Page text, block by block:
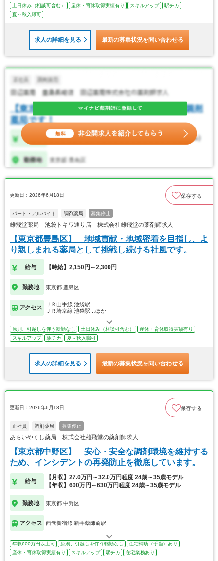
土日休み（相談可含む） 産休・育休取得実績有り スキルアップ
駅チカ
夏～秋入職可
求人の詳細を見る 最新の募集状況を問い合わせる
更新日：2026年6月18日 保存する
パート・アルバイト 調剤薬局 募集停止
雄飛堂薬局 池袋トキワ通り店 株式会社雄飛堂の薬剤師求人
【東京都豊島区】 地域貢献・地域密着を目指し、よ
り親しまれる薬局として挑戦し続ける社風です。
給与 【時給】2,150円～2,300円
勤務地 東京都 豊島区
アクセス
ＪＲ山手線 池袋駅
ＪＲ埼京線 池袋駅…ほか
原則、引越しを伴う転勤なし 土日休み（相談可含む）
産休・育休取得実績有り
スキルアップ
駅チカ 夏～秋入職可
求人の詳細を見る 最新の募集状況を問い合わせる
更新日：2026年6月18日 保存する
正社員 調剤薬局 募集停止
あらいやくし薬局 株式会社雄飛堂の薬剤師求人
【東京都中野区】 安心・安全な調剤環境を維持する
ため、インシデントの再発防止を徹底しています。
給与
【月収】27.0万円～32.0万円程度 24歳～35歳モデル
【年収】600万円～630万円程度 24歳～35歳モデル
勤務地 東京都 中野区
アクセス 西武新宿線 新井薬師前駅
年収600万円以上可 原則、引越しを伴う転勤なし
住宅補助（手当）あり
産休・育休取得実績有り
スキルアップ 駅チカ 在宅業務あり